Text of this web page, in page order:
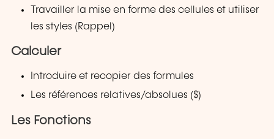
Travailler la mise en forme des cellules et utiliser
les styles (Rappel)
Calculer
Introduire et recopier des formules
Les références relatives/absolues ($)
Les Fonctions